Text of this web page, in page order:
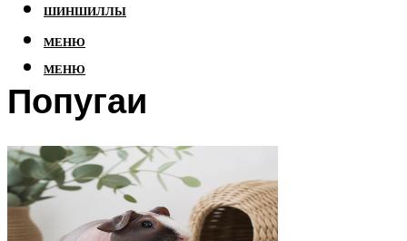
ШИНШИЛЛЫ
МЕНЮ
МЕНЮ
Попугаи